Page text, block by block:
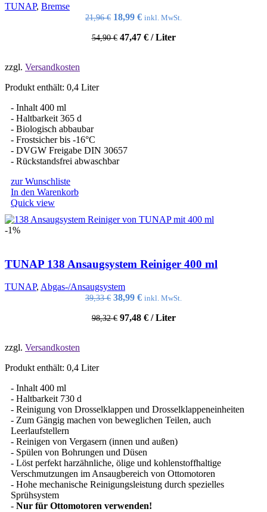
TUNAP, Bremse
21,96€ Ursprünglicher
war:
18,99 €Aktueller
ist:
inkl. MwSt.
54,90€ 47,47 €/Liter
zzgl. Versandkosten
Produkt enthält: 0,4 Liter
- Inhalt 400 ml
- Haltbarkeit 365 d
- Biologisch abbaubar
- Frostsicher bis -16°C
- DVGW Freigabe DIN 30657
- Rückstandsfrei abwaschbar
zur Wunschliste
In den Warenkorb
Quick view
-1%
TUNAP 138 Ansaugsystem Reiniger 400 ml
TUNAP, Abgas-/Ansaugsystem
39,33€ Ursprünglicher
war:
38,99 €Aktueller
ist:
inkl. MwSt.
98,32€ 97,48 €/Liter
zzgl. Versandkosten
Produkt enthält: 0,4 Liter
- Inhalt 400 ml
- Haltbarkeit 730 d
- Reinigung von Drosselklappen und Drosselklappeneinheiten
- Zum Gängig machen von beweglichen Teilen, auch
Leerlaufstellern
- Reinigen von Vergasern (innen und außen)
- Spülen von Bohrungen und Düsen
- Löst perfekt harzähnliche, ölige und kohlenstoffhaltige
Verschmutzungen im Ansaugbereich von Ottomotoren
- Hohe mechanische Reinigungsleistung durch spezielles
Sprühsystem
- Nur für Ottomotoren verwenden!